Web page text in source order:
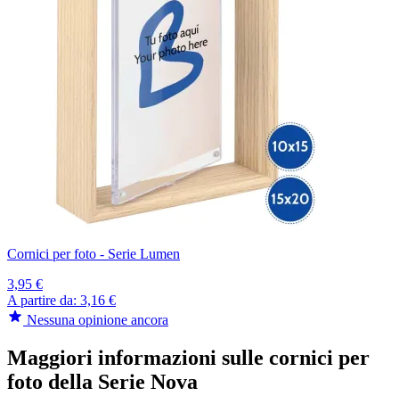
Cornici per foto - Serie Lumen
3,95 €
A partire da: 3,16 €
Nessuna opinione ancora
Maggiori informazioni sulle cornici per
foto della Serie Nova